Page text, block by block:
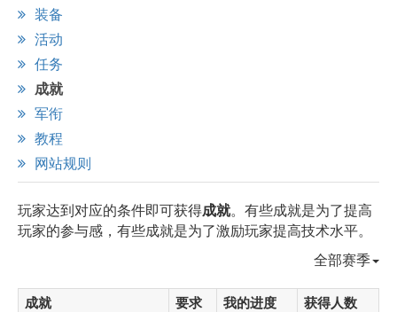
装备
活动
任务
成就
军衔
教程
网站规则
玩家达到对应的条件即可获得成就。有些成就是为了提高
玩家的参与感，有些成就是为了激励玩家提高技术水平。
全部赛季
成就 要求 我的进度 获得人数